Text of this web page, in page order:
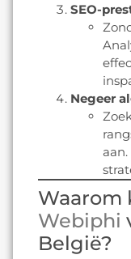
SEO-
Negeer
Waarom
Webiphi
België?